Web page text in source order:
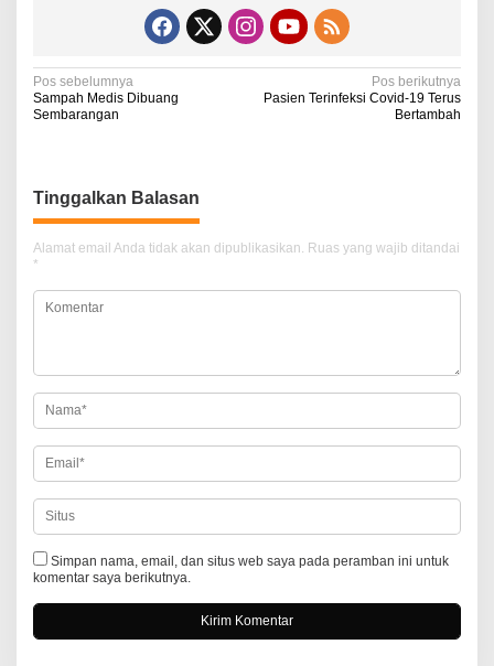
N
a
i
g
a
s
o
s
Pos sebelumnya
Sampah Medis Dibuang
Sembarangan
Pos berikutnya
Pasien Terinfeksi Covid-19 Terus
Bertambah
Tinggalkan Balasan
Alamat email Anda tidak akan dipublikasikan. Ruas yang wajib ditandai
*
Simpan nama, email, dan situs web saya pada peramban ini untuk
komentar saya berikutnya.